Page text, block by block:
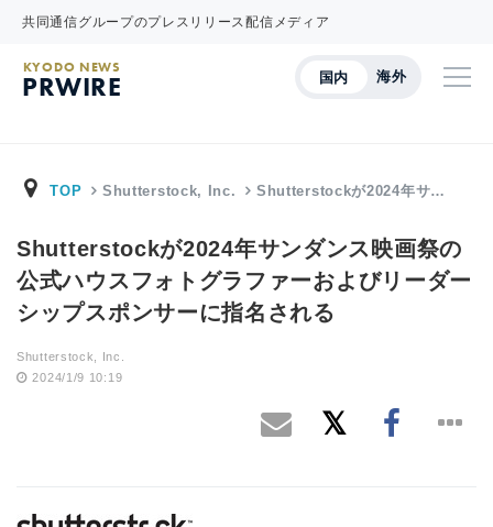
共同通信グループのプレスリリース配信メディア
国内 海外
KYODO NEWS
PRWIRE
TOP Shutterstock, Inc. Shutterstockが2024年サ…
Shutterstockが2024年サンダンス映画祭の
公式ハウスフォトグラファーおよびリーダー
シップスポンサーに指名される
Shutterstock, Inc.
2024/1/9 10:19